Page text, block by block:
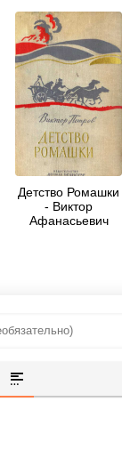
Детство Ромашки
- Виктор
Афанасьевич
ССЫЛКУТЕКСТА
ЦИТАТЫ
ВСТАВКА